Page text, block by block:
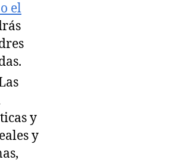
el
y
y